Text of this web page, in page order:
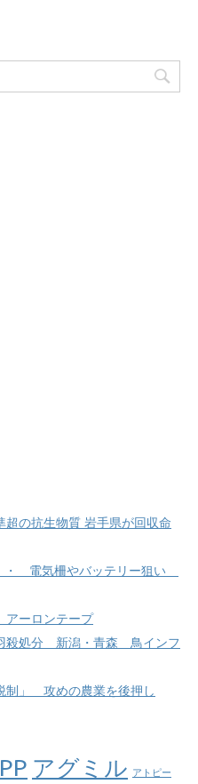
の抗生物質 岩手県が回収命
・ 電気柵やバッテリー狙い
ーロンテープ
殺処分 新潟・青森 鳥インフ
制」 攻めの農業を後押し
アグミル アトピー